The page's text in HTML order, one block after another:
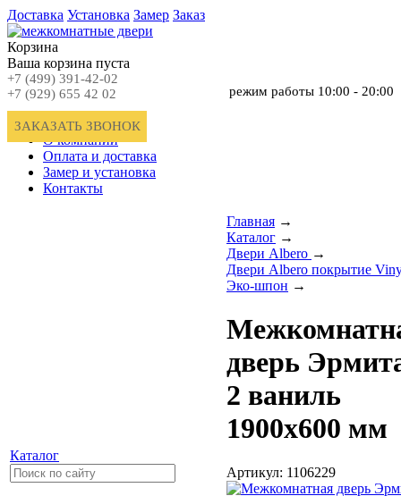
Доставка Установка Замер Заказ
Корзина
Ваша корзина пуста
+7 (499) 391-42-02
+7 (929) 655 42 02
ЗАКАЗАТЬ ЗВОНОК
режим работы 10:00 - 20:00
Главная
О компании
Оплата и доставка
Замер и установка
Контакты
Каталог
Главная →
Каталог →
Двери Albero →
Двери Albero покрытие
Эко-шпон →
дверь
2 ваниль
1900х600 мм
Артикул: 1106229